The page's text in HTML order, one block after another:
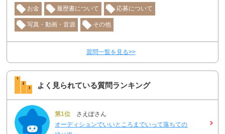
お金 履歴書について 応募について
写真・動画・音源 その他
質問一覧を見る>>
よく見られている質問ランキング
第1位 さえぽさん
オーディションでいいところまでいって落ちての